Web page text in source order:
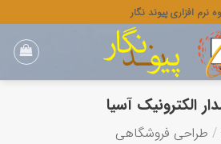
نرم افزاری پیوند نگار
الکترونیک آسیا
/ طراحی فروشگاهی